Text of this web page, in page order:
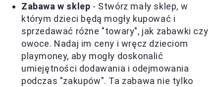
Zabawa w sklep - Stwórz mały sklep, w
którym dzieci będą mogły kupować i
sprzedawać różne "towary", jak zabawki czy
owoce. Nadaj im ceny i wręcz dzieciom
playmoney, aby mogły doskonalić
umiejętności dodawania i odejmowania
podczas "zakupów". Ta zabawa nie tylko